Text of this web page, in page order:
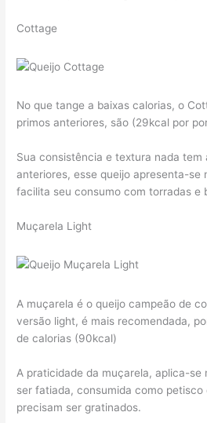
Cottage
No que tange a baixas calorias, o
primos anteriores, são (29kcal por
Sua consistência e textura nada tem
anteriores, esse queijo apresenta-se
facilita seu consumo com torradas e
Muçarela Light
A muçarela é o queijo campeão de
versão light, é mais recomendada,
de calorias (90kcal)
A praticidade da muçarela, aplica-se
ser fatiada, consumida como
precisam ser gratinados.